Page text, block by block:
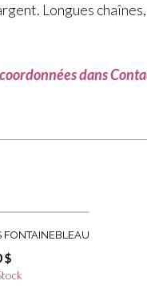
Longues
dans
FONTAINEBLEAU
$